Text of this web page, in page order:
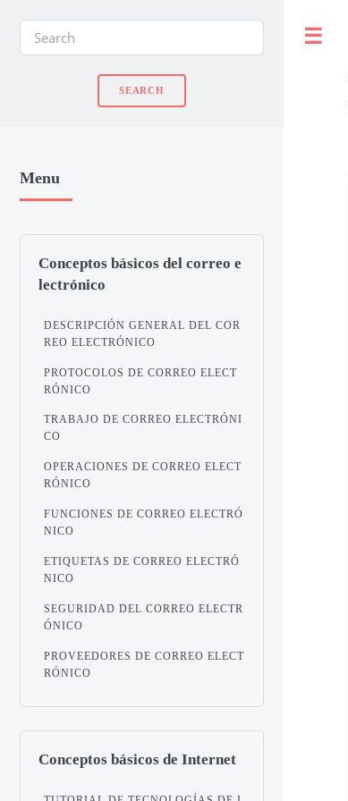
Menu
Conceptos básicos del correo e
lectrónico
DESCRIPCIÓN GENERAL DEL COR
REO ELECTRÓNICO
PROTOCOLOS DE CORREO ELECT
RÓNICO
TRABAJO DE CORREO ELECTRÓNI
CO
OPERACIONES DE CORREO ELECT
RÓNICO
FUNCIONES DE CORREO ELECTRÓ
NICO
ETIQUETAS DE CORREO ELECTRÓ
NICO
SEGURIDAD DEL CORREO ELECTR
ÓNICO
PROVEEDORES DE CORREO ELECT
RÓNICO
Conceptos básicos de Internet